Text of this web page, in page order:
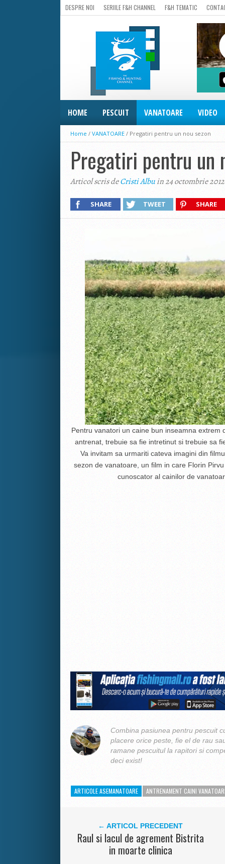
DESPRE NOI SERIILE F&H CHANNEL F&H TEMATIC
HOME PESCUIT VANATOARE VIDEO
Home / VANATOARE / Pregatiri pentru un nou sezon
Pregatiri pentru un
Articol scris deCristi Albuin 24 octombrie 2012
SHARE TWEET SHARE
Pentru vanatori un caine bun inseamna
antrenat, trebuie sa fie intretinut si trebuie sa
Va invitam sa urmariti cateva imagini din
sezon de vanatoare, un film in care Florin
cunoscator al cainilor de
Combina pasiunea pentru pescuit
placere orice peste, fie el de rau
ramane pescuitul la rapitori si
deci exist!
ARTICOLE ASEMANATOARE ANTRENAMENT CAINI
← ARTICOL PRECEDENT
Raul si lacul de agrement Bistrita
in moarte clinica